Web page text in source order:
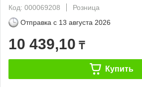
Код: 000069208
Розница
Отправка с 13 августа 2026
10 439,10 ₸
Купить